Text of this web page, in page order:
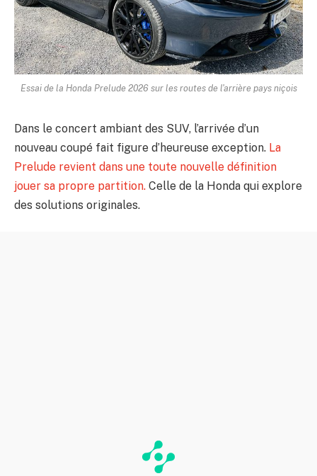
Essai de la Honda Prelude 2026 sur les routes de l'arrière pays niçois
Dans le concert ambiant des SUV, l’arrivée d’un
nouveau coupé fait figure d’heureuse exception. La
Prelude revient dans une toute nouvelle définition
jouer sa propre partition. Celle de la Honda qui explore
des solutions originales.